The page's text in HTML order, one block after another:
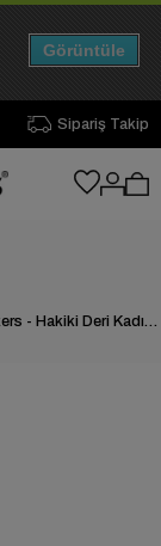
Sipariş Takip
Sail Lakers - Hakiki Deri Kadın Çizme
Görüntüle